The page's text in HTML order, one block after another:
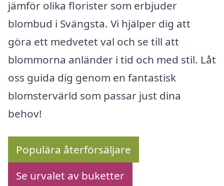
jämför olika florister som erbjuder
blombud i Svängsta. Vi hjälper dig att
göra ett medvetet val och se till att
blommorna anländer i tid och med stil. Låt
oss guida dig genom en fantastisk
blomstervärld som passar just dina
behov!
Populära återförsäljare
Se urvalet av buketter